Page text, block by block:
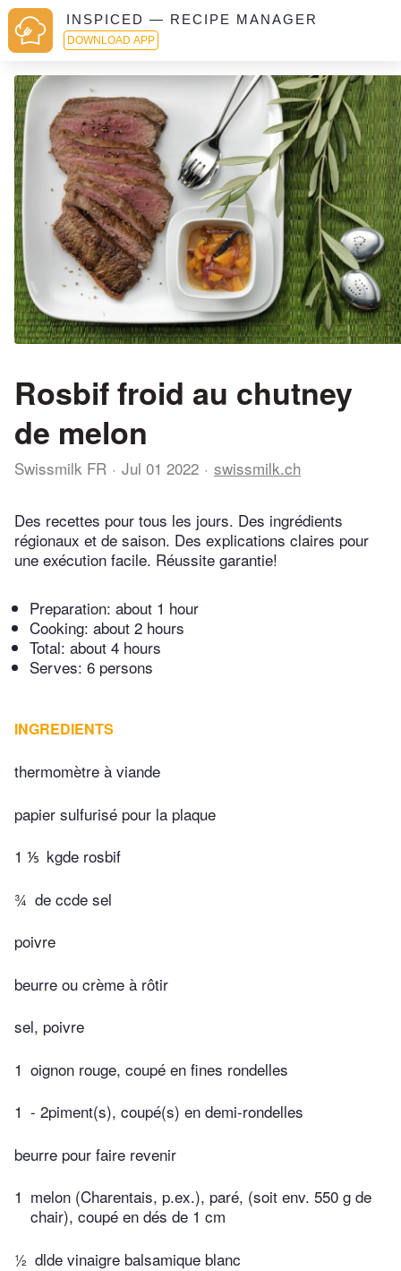
INSPICED — RECIPE MANAGER
DOWNLOAD APP
Rosbif froid au chutney
de melon
Swissmilk FR Jul 01 2022 swissmilk.ch
Des recettes pour tous les jours. Des ingrédients
régionaux et de saison. Des explications claires pour
une exécution facile. Réussite garantie!
Preparation: about 1 hour
Cooking: about 2 hours
Total: about 4 hours
Serves: 6 persons
INGREDIENTS
thermomètre à viande
papier sulfurisé pour la plaque
1 ⅕ kgde rosbif
¾ de ccde sel
poivre
beurre ou crème à rôtir
sel, poivre
1 oignon rouge, coupé en fines rondelles
1 - 2piment(s), coupé(s) en demi-rondelles
beurre pour faire revenir
1 melon (Charentais, p.ex.), paré, (soit env. 550 g de
chair), coupé en dés de 1 cm
½ dlde vinaigre balsamique blanc